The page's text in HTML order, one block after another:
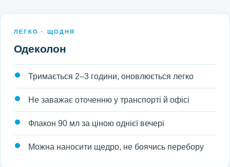
ЛЕГКО · ЩОДНЯ
Одеколон
Тримається 2–3 години, оновлюється легко
Не заважає оточенню у транспорті й офісі
Флакон 90 мл за ціною однієї вечері
Можна наносити щедро, не боячись перебору